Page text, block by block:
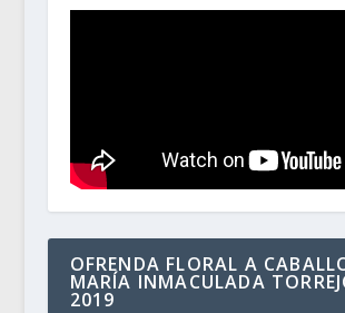
OFRENDA FLORAL A
MARÍA INMACULADA
2019